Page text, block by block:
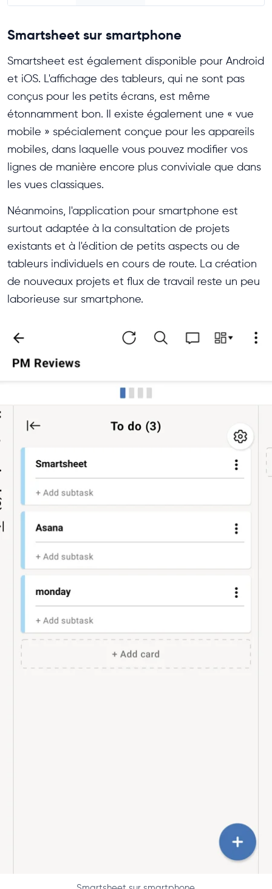
Smartsheet sur smartphone
Smartsheet est également disponible pour Android
et iOS. L'affichage des tableurs, qui ne sont pas
conçus pour les petits écrans, est même
étonnamment bon. Il existe également une « vue
mobile » spécialement conçue pour les appareils
mobiles, dans laquelle vous pouvez modifier vos
lignes de manière encore plus conviviale que dans
les vues classiques.
Néanmoins, l'application pour smartphone est
surtout adaptée à la consultation de projets
existants et à l'édition de petits aspects ou de
tableurs individuels en cours de route. La création
de nouveaux projets et flux de travail reste un peu
laborieuse sur smartphone.